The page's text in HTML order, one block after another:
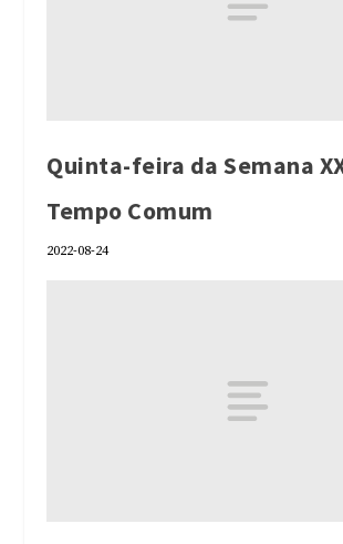
Quinta-feira da Semana
Tempo Comum
2022-08-24